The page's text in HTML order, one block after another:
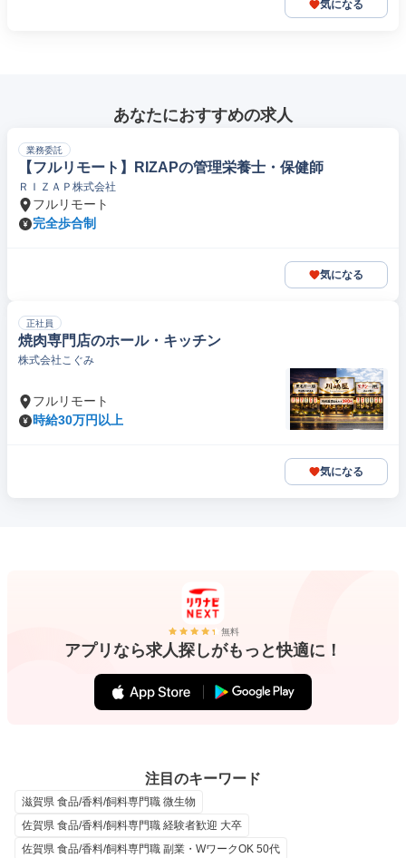
気になる
あなたにおすすめの求人
業務委託
【フルリモート】RIZAPの管理栄養士・保健師
ＲＩＺＡＰ株式会社
フルリモート
完全歩合制
気になる
正社員
焼肉専門店のホール・キッチン
株式会社こぐみ
フルリモート
時給30万円以上
気になる
無料
アプリなら求人探しがもっと快適に！
注目のキーワード
滋賀県 食品/香料/飼料専門職 微生物
佐賀県 食品/香料/飼料専門職 経験者歓迎 大卒
佐賀県 食品/香料/飼料専門職 副業・WワークOK 50代